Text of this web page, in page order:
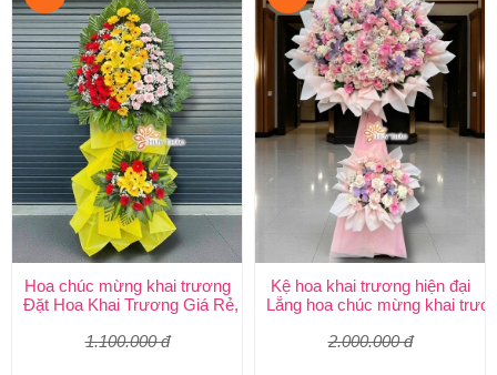
Hoa chúc mừng khai trương
Đặt Hoa Khai Trương Giá Rẻ, Đẹp Sang Trọng – Shop Hoa Khai
1.100.000 đ
Kệ hoa khai trương hiện đại
Lẵng hoa chúc mừng khai
2.000.000 đ